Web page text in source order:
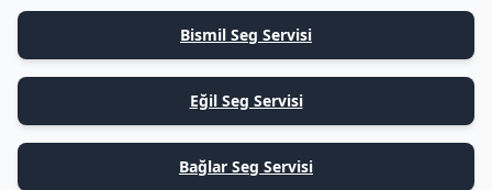
Bismil Seg Servisi
Eğil Seg Servisi
Bağlar Seg Servisi